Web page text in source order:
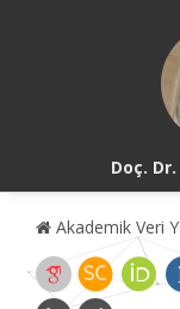
Doç.
Akademik Veri